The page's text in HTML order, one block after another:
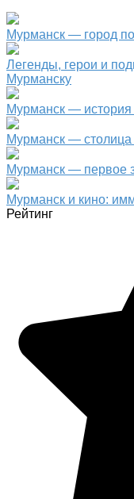
Мурманск — город
Легенды, герои и
Мурманску
Мурманск — история
Мурманск — столица
Мурманск — первое
Мурманск и кино:
Рейтинг